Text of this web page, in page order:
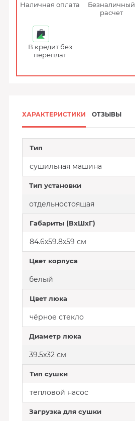
Наличная оплата
Безналичный
расчет
В кредит без
переплат
ХАРАКТЕРИСТИКИ ОТЗЫВЫ
Тип
сушильная машина
Тип установки
отдельностоящая
Габариты (ВхШхГ)
84.6х59.8х59 см
Цвет корпуса
белый
Цвет люка
чёрное стекло
Диаметр люка
39.5х32 см
Тип сушки
тепловой насос
Загрузка для сушки